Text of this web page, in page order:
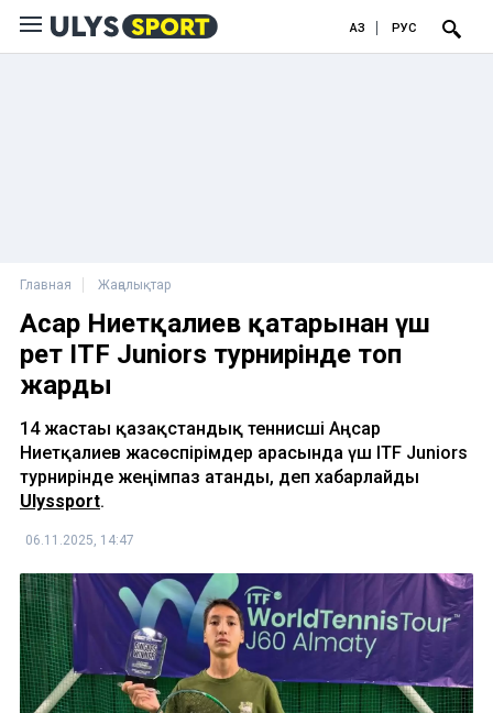
ҚАЗ РУС
Главная Жаңалықтар
Аңсар Ниетқалиев қатарынан үш
рет ITF Juniors турнирінде топ
жарды
14 жастағы қазақстандық теннисші Аңсар
Ниетқалиев жасөспірімдер арасында үш ITF Juniors
турнирінде жеңімпаз атанды, деп хабарлайды
Ulyssport.
06.11.2025, 14:47